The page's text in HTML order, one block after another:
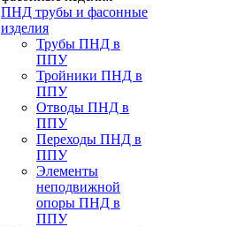
ПНД трубы и фасонные
изделия
Трубы ПНД в
ППУ
Тройники ПНД в
ППУ
Отводы ПНД в
ППУ
Переходы ПНД в
ППУ
Элементы
неподвижной
опоры ПНД в
ППУ